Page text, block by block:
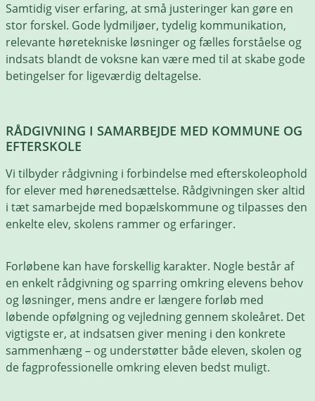
Samtidig viser erfaring, at små justeringer kan gøre en
stor forskel. Gode lydmiljøer, tydelig kommunikation,
relevante høretekniske løsninger og fælles forståelse og
indsats blandt de voksne kan være med til at skabe gode
betingelser for ligeværdig deltagelse.
RÅDGIVNING I SAMARBEJDE MED KOMMUNE OG
EFTERSKOLE
Vi tilbyder rådgivning i forbindelse med efterskoleophold
for elever med hørenedsættelse. Rådgivningen sker altid
i tæt samarbejde med bopælskommune og tilpasses den
enkelte elev, skolens rammer og erfaringer.
Forløbene kan have forskellig karakter. Nogle består af
en enkelt rådgivning og sparring omkring elevens behov
og løsninger, mens andre er længere forløb med
løbende opfølgning og vejledning gennem skoleåret. Det
vigtigste er, at indsatsen giver mening i den konkrete
sammenhæng – og understøtter både eleven, skolen og
de fagprofessionelle omkring eleven bedst muligt.